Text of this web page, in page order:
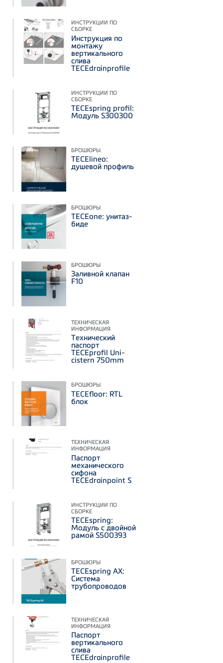
ИНСТРУКЦИИ ПО
СБОРКЕ
Инструкция по
монтажу
вертикального
слива
TECEdrainprofile
ИНСТРУКЦИИ ПО
СБОРКЕ
TECEspring profil:
Модуль S300300
БРОШЮРЫ
TECElineo:
душевой профиль
БРОШЮРЫ
TECEone: унитаз-
биде
БРОШЮРЫ
Заливной клапан
F10
ТЕХНИЧЕСКАЯ
ИНФОРМАЦИЯ
Технический
паспорт
TECEprofil Uni-
cistern 750mm
БРОШЮРЫ
TECEfloor: RTL
блок
ТЕХНИЧЕСКАЯ
ИНФОРМАЦИЯ
Паспорт
механического
сифона
TECEdrainpoint S
ИНСТРУКЦИИ ПО
СБОРКЕ
TECEspring:
Модуль с двойной
рамой S500393
БРОШЮРЫ
TECEspring AX:
Система
трубопроводов
ТЕХНИЧЕСКАЯ
ИНФОРМАЦИЯ
Паспорт
вертикального
слива
TECEdrainprofile